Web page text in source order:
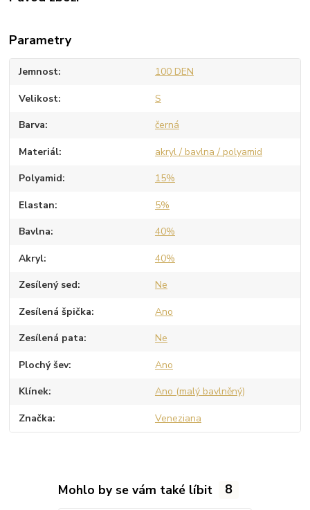
Parametry
Jemnost 100 DEN
Velikost S
Barva černá
Materiál akryl / bavlna / polyamid
Polyamid 15%
Elastan 5%
Bavlna 40%
Akryl 40%
Zesílený sed Ne
Zesílená špička Ano
Zesílená pata Ne
Plochý šev Ano
Klínek Ano (malý bavlněný)
Značka Veneziana
Mohlo by se vám také líbit 8